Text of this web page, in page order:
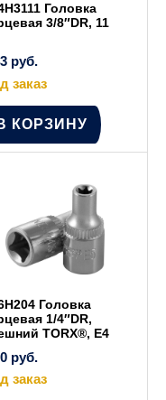
Головка
3/8″DR, 11
руб.
заказ
КОРЗИНУ
Головка
1/4″DR,
TORX®, Е4
руб.
заказ